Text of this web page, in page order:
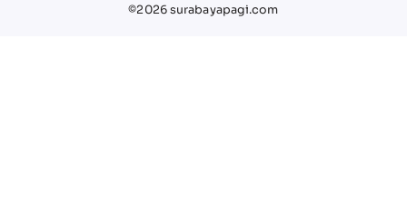
©2026 surabayapagi.com